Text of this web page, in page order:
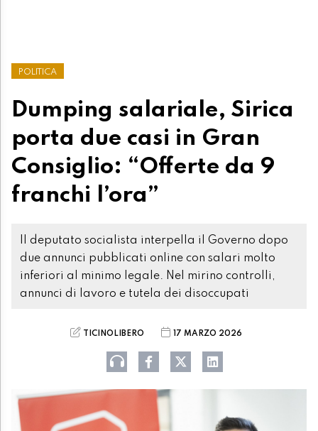
POLITICA
Dumping salariale, Sirica
porta due casi in Gran
Consiglio: “Offerte da 9
franchi l’ora”
Il deputato socialista interpella il Governo dopo
due annunci pubblicati online con salari molto
inferiori al minimo legale. Nel mirino controlli,
annunci di lavoro e tutela dei disoccupati
TICINOLIBERO 17 MARZO 2026